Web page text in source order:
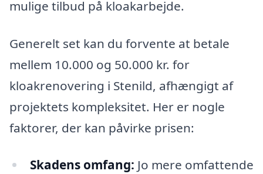
mulige tilbud på kloakarbejde.
Generelt set kan du forvente at betale
mellem 10.000 og 50.000 kr. for
kloakrenovering i Stenild, afhængigt af
projektets kompleksitet. Her er nogle
faktorer, der kan påvirke prisen:
Skadens omfang: Jo mere omfattende